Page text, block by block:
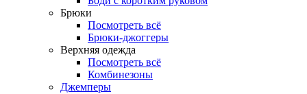
Брюки
Посмотреть всё
Брюки-джоггеры
Верхняя одежда
Посмотреть всё
Комбинезоны
Джемперы